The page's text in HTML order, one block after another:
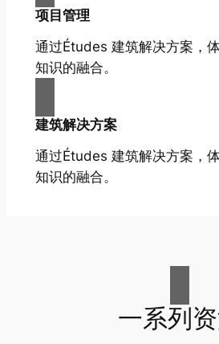
项目管理
通过Études 建筑解决方案，
知识的融合。
建筑解决方案
通过Études 建筑解决方案，
知识的融合。
一系列